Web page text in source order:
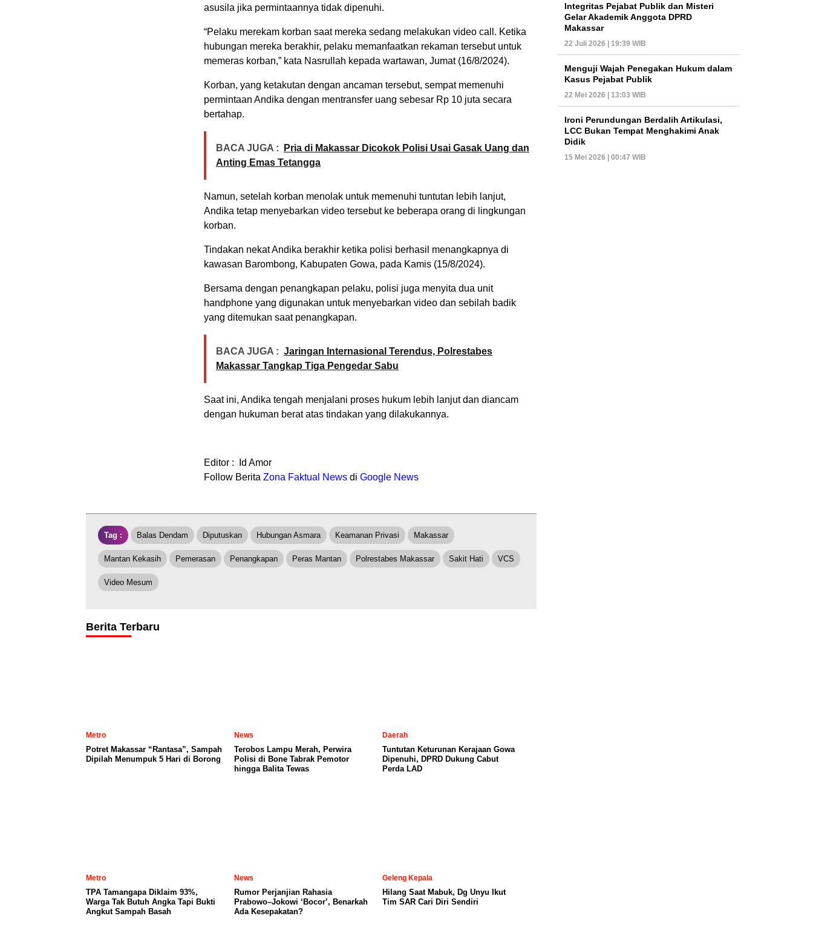
asusila jika permintaannya tidak dipenuhi.
“Pelaku merekam korban saat mereka sedang melakukan video call. Ketika
hubungan mereka berakhir, pelaku memanfaatkan rekaman tersebut untuk
memeras korban,” kata Nasrullah kepada wartawan, Jumat (16/8/2024).
Korban, yang ketakutan dengan ancaman tersebut, sempat memenuhi
permintaan Andika dengan mentransfer uang sebesar Rp 10 juta secara
bertahap.
BACA JUGA :
Pria di Makassar Dicokok Polisi Usai Gasak Uang dan
Anting Emas Tetangga
Namun, setelah korban menolak untuk memenuhi tuntutan lebih lanjut,
Andika tetap menyebarkan video tersebut ke beberapa orang di lingkungan
korban.
Tindakan nekat Andika berakhir ketika polisi berhasil menangkapnya di
kawasan Barombong, Kabupaten Gowa, pada Kamis (15/8/2024).
Bersama dengan penangkapan pelaku, polisi juga menyita dua unit
handphone yang digunakan untuk menyebarkan video dan sebilah badik
yang ditemukan saat penangkapan.
BACA JUGA : Jaringan Internasional Terendus, Polrestabes
Makassar Tangkap Tiga Pengedar Sabu
Saat ini, Andika tengah menjalani proses hukum lebih lanjut dan diancam
dengan hukuman berat atas tindakan yang dilakukannya.
Editor : Id Amor
Follow Berita Zona Faktual News di Google News
Tag : Balas Dendam Diputuskan Hubungan Asmara Keamanan Privasi Makassar
Mantan Kekasih Pemerasan Penangkapan Peras Mantan Polrestabes Makassar Sakit Hati VCS
Video Mesum
Berita Terbaru
Metro
Potret Makassar “Rantasa”, Sampah
Dipilah Menumpuk 5 Hari di Borong
News
Terobos Lampu Merah, Perwira
Polisi di Bone Tabrak Pemotor
hingga Balita Tewas
Daerah
Tuntutan Keturunan Kerajaan Gowa
Dipenuhi, DPRD Dukung Cabut
Perda LAD
Metro
TPA Tamangapa Diklaim 93%,
Warga Tak Butuh Angka Tapi Bukti
Angkut Sampah Basah
News
Rumor Perjanjian Rahasia
Prabowo–Jokowi ‘Bocor’, Benarkah
Ada Kesepakatan?
Geleng Kepala
Hilang Saat Mabuk, Dg Unyu Ikut
Tim SAR Cari Diri Sendiri
Integritas Pejabat Publik dan Misteri
Gelar Akademik Anggota DPRD
Makassar
22 Juli 2026 | 19:39 WIB
Menguji Wajah Penegakan Hukum dalam
Kasus Pejabat Publik
22 Mei 2026 | 13:03 WIB
Ironi Perundungan Berdalih Artikulasi,
LCC Bukan Tempat Menghakimi Anak
Didik
15 Mei 2026 | 00:47 WIB